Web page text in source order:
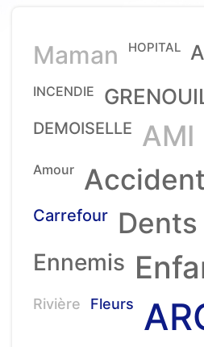
Maman HOPITAL
INCENDIE
DEMOISELLE AMI
Amour Accident
Carrefour Dents
Ennemis
Rivière Fleurs